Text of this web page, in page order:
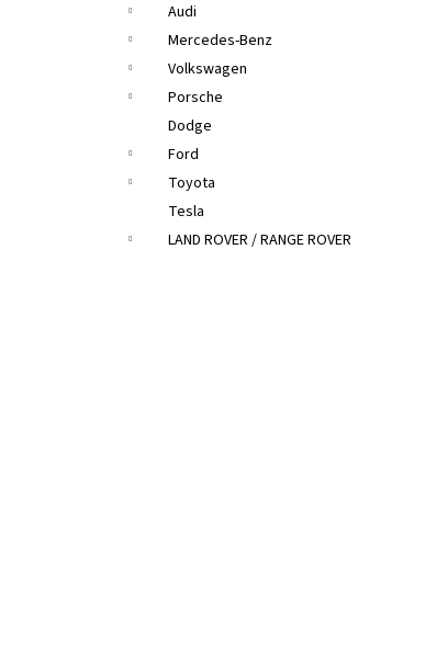
Audi
Mercedes-Benz
Volkswagen
Porsche
Dodge
Ford
Toyota
Tesla
LAND ROVER / RANGE ROVER